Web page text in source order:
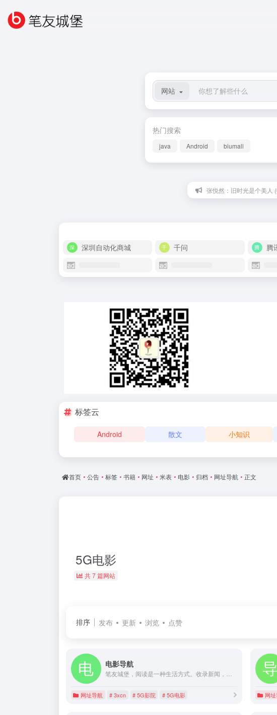
网站
热门搜索
java Android biumall
张悦然：旧时光是个美人
深圳自动化商城
千问 腾
标签云
Android 散文 小知识
首页 • 公告 • 标签 • 书籍 • 网址 • 米表 • 电影 • 归档 • 网址导航 • 正文
5G电影
共 7 篇网站
排序 发布 更新 浏览 点赞
电影导航
网址导航 # 3xcn # 5G影院 # 5G电影 网